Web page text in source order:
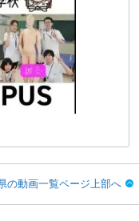
の動画一覧ページ上部へ